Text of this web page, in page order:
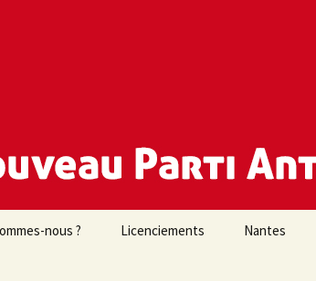
nous ? Licenciements Nantes